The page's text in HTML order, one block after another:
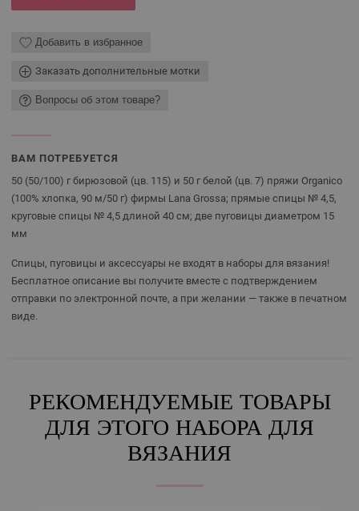
Добавить в избранное
Заказать дополнительные мотки
Вопросы об этом товаре?
ВАМ ПОТРЕБУЕТСЯ
50 (50/100) г бирюзовой (цв. 115) и 50 г белой (цв. 7) пряжи Organico
(100% хлопка, 90 м/50 г) фирмы Lana Grossa; прямые спицы № 4,5,
круговые спицы № 4,5 длиной 40 см; две пуговицы диаметром 15
мм
Спицы, пуговицы и аксессуары не входят в наборы для вязания!
Бесплатное описание вы получите вместе с подтверждением
отправки по электронной почте, а при желании — также в печатном
виде.
РЕКОМЕНДУЕМЫЕ ТОВАРЫ
ДЛЯ ЭТОГО НАБОРА ДЛЯ
ВЯЗАНИЯ